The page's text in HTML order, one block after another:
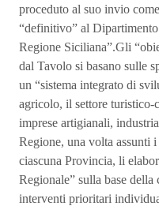
proceduto al suo invio
“definitivo” al
Regione Siciliana”.Gli
dal Tavolo si basano sulle
un “sistema integrato di
agricolo, il settore turistico-
imprese artigianali,
Regione, una volta assunti
ciascuna Provincia, li
Regionale” sulla base
interventi prioritari